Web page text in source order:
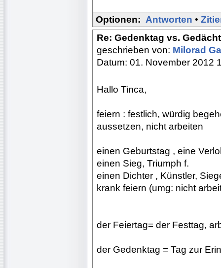
Optionen: Antworten •
Re: Gedenktag vs.
geschrieben von: Milorad
Datum: 01. November 2012
Hallo Tinca,
feiern : festlich, würdig
aussetzen, nicht arbeiten
einen Geburtstag , eine
einen Sieg, Triumph f.
einen Dichter , Künstler,
krank feiern (umg: nicht
der Feiertag= der Festtag,
der Gedenktag = Tag zur